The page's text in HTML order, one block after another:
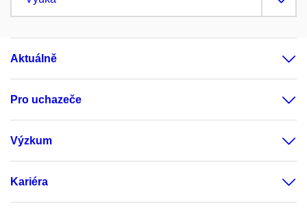
Aktuálně
Pro uchazeče
Výzkum
Kariéra